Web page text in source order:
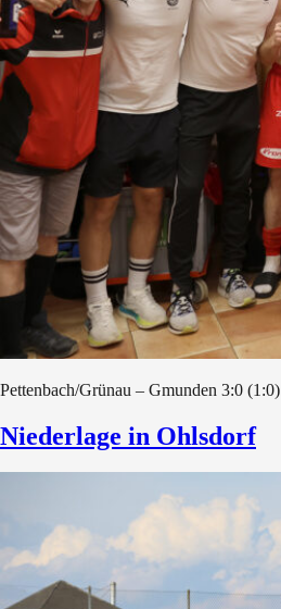
Pettenbach/Grünau – Gmunden 3:0 (1:0)
Niederlage in Ohlsdorf